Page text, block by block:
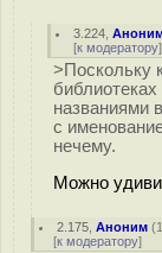
3.224 ,
[к модератору]
>Поскольку
названиями
с
нечему.
Можно
2.175 ,Аноним (
[к модератору]